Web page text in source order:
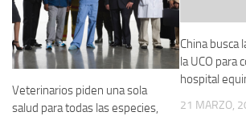
Veterinarios piden una sola
salud para todas las especies,
China busca
la UCO para
hospital
21 MARZO,